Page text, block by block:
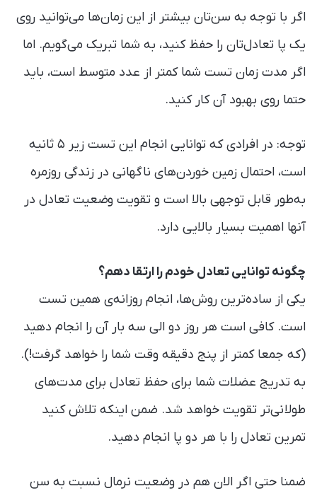
اگر با توجه به سن‌تان بیشتر از این زمان‌ها می‌توانید روی
یک پا تعادل‌تان را حفظ کنید، به شما تبریک می‌گویم. اما
اگر مدت زمان تست شما کمتر از عدد متوسط است، باید
حتما روی بهبود آن کار کنید.
توجه: در افرادی که توانایی انجام این تست زیر ۵ ثانیه
است، احتمال زمین‌ خوردن‌های ناگهانی در زندگی روزمره
به‌طور قابل توجهی بالا است و تقویت وضعیت تعادل در
آنها اهمیت بسیار بالایی دارد.
چگونه توانایی تعادل خودم را ارتقا دهم؟
یکی از ساده‌ترین روش‌ها، انجام روزانه‌ی همین تست
است. کافی است هر روز دو الی سه بار آن را انجام دهید
(که جمعا کمتر از پنج دقیقه وقت شما را خواهد گرفت!).
به تدریج عضلات شما برای حفظ تعادل برای مدت‌های
طولانی‌تر تقویت خواهد شد. ضمن اینکه تلاش کنید
تمرین تعادل را با هر دو پا انجام دهید.
ضمنا حتی اگر الان هم در وضعیت نرمال نسبت به سن